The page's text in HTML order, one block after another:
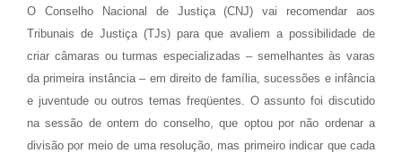
O Conselho Nacional de Justiça (CNJ) vai recomendar aos
Tribunais de Justiça (TJs) para que avaliem a possibilidade de
criar câmaras ou turmas especializadas – semelhantes às varas
da primeira instância – em direito de família, sucessões e infância
e juventude ou outros temas freqüentes. O assunto foi discutido
na sessão de ontem do conselho, que optou por não ordenar a
divisão por meio de uma resolução, mas primeiro indicar que cada